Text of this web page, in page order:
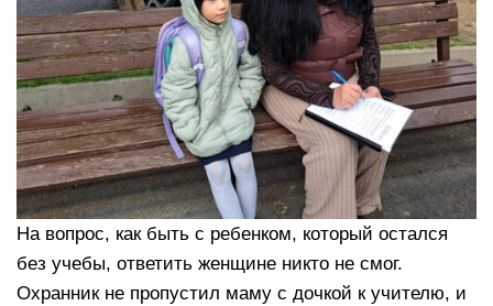
На вопрос, как быть с ребенком, который остался
без учебы, ответить женщине никто не смог.
Охранник не пропустил маму с дочкой к учителю, и